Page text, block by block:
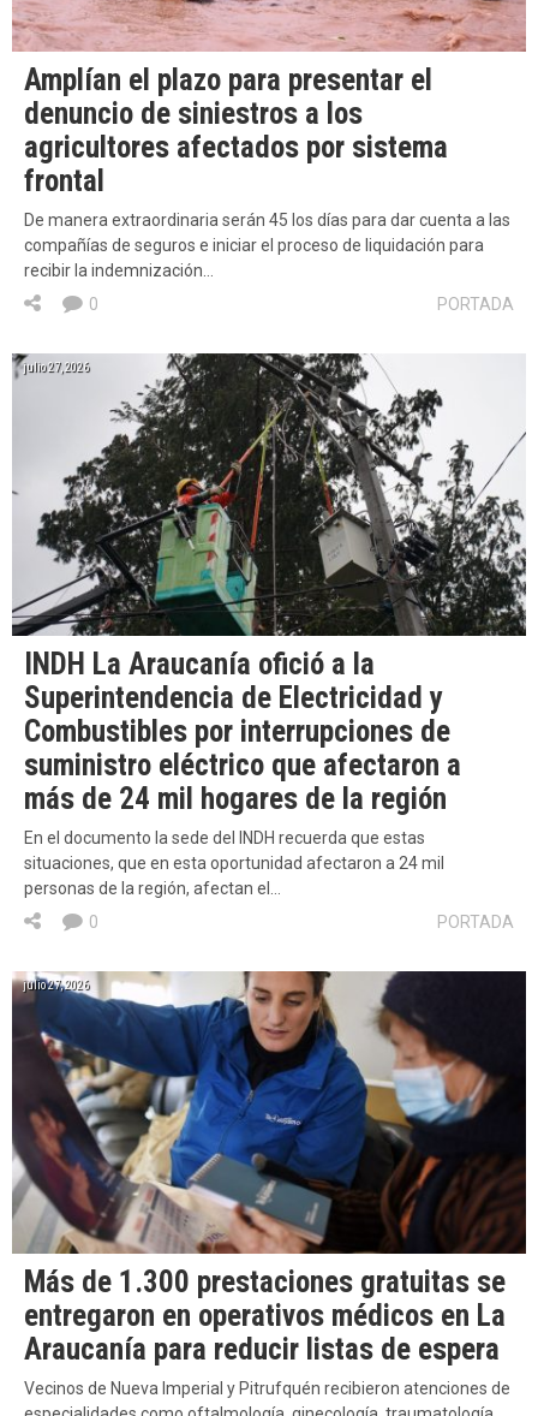
Amplían el plazo para presentar el
denuncio de siniestros a los
agricultores afectados por sistema
frontal
De manera extraordinaria serán 45 los días para dar cuenta a las
compañías de seguros e iniciar el proceso de liquidación para
recibir la indemnización…
PORTADA
0
julio 27, 2026
INDH La Araucanía ofició a la
Superintendencia de Electricidad y
Combustibles por interrupciones de
suministro eléctrico que afectaron a
más de 24 mil hogares de la región
En el documento la sede del INDH recuerda que estas
situaciones, que en esta oportunidad afectaron a 24 mil
personas de la región, afectan el…
PORTADA
0
julio 27, 2026
Más de 1.300 prestaciones gratuitas se
entregaron en operativos médicos en La
Araucanía para reducir listas de espera
Vecinos de Nueva Imperial y Pitrufquén recibieron atenciones de